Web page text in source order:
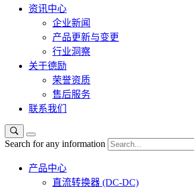
资讯中心
企业新闻
产品更新与变更
行业洞察
关于德励
荣誉资质
售后服务
联系我们
Search for any information
产品中心
直流转换器 (DC-DC)